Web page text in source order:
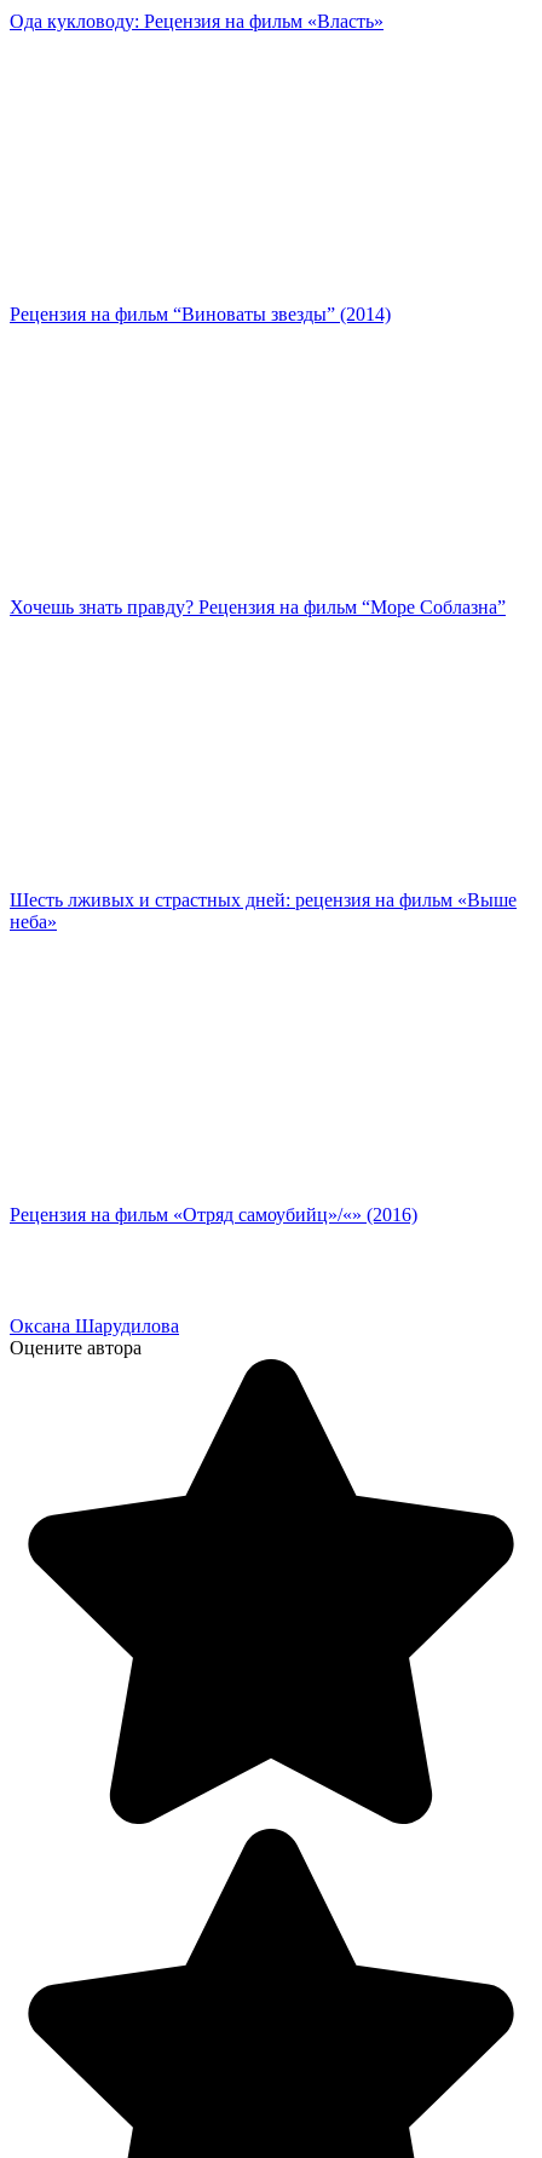
Ода кукловоду: Рецензия на фильм «Власть»
Рецензия на фильм “Виноваты звезды” (2014)
Хочешь знать правду? Рецензия на фильм “Море Соблазна”
Шесть лживых и страстных дней: рецензия на фильм «Выше
неба»
Рецензия на фильм «Отряд самоубийц»/«» (2016)
Оксана Шарудилова
Оцените автора